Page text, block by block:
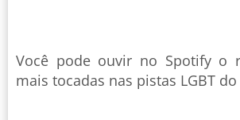
Você pode ouvir no Spotify o
mais tocadas nas pistas LGBT